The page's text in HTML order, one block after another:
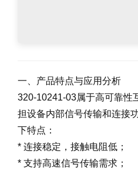
一、产品特点与应用分析
320-10241-03属于高可靠性
担设备内部信号传输和连接
下特点：
* 连接稳定，接触电阻低；
* 支持高速信号传输需求；